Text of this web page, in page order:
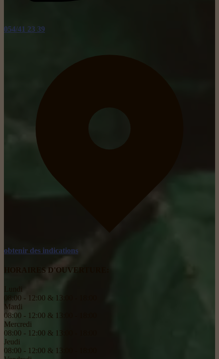
054/41 23 39
obtenir des indications
HORAIRES D'OUVERTURE:
08:00 - 12:00 & 13:00 - 18:00
Mardi
08:00 - 12:00 & 13:00 - 18:00
Mercredi
08:00 - 12:00 & 13:00 - 18:00
Jeudi
08:00 - 12:00 & 13:00 - 18:00